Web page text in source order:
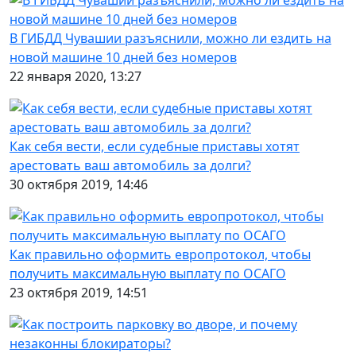
В ГИБДД Чувашии разъяснили, можно ли ездить на
новой машине 10 дней без номеров
22 января 2020, 13:27
Как себя вести, если судебные приставы хотят
арестовать ваш автомобиль за долги?
30 октября 2019, 14:46
Как правильно оформить европротокол, чтобы
получить максимальную выплату по ОСАГО
23 октября 2019, 14:51